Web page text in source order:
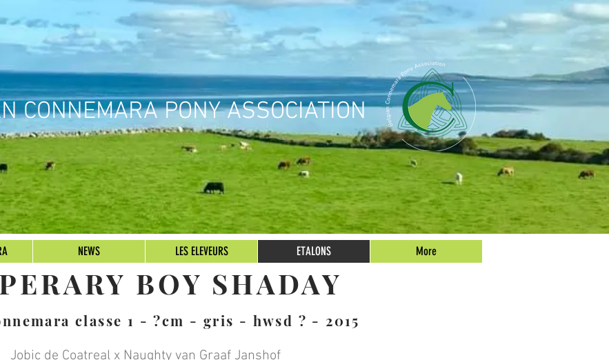
CONNEMARA PONY ASSOCIATION
NEWS LES ELEVEURS ETALONS More
BOY SHADAY
classe 1 - ?cm - gris - hwsd ? - 2015
Jobic de Coatreal x Naughty van Graaf Janshof